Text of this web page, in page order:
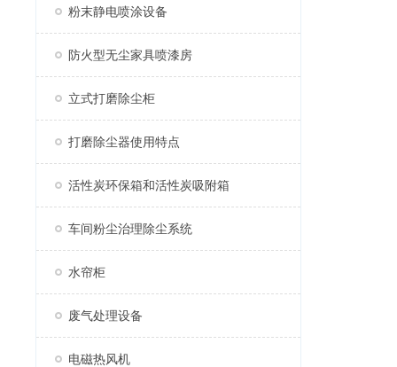
粉末静电喷涂设备
防火型无尘家具喷漆房
立式打磨除尘柜
打磨除尘器使用特点
活性炭环保箱和活性炭吸附箱
车间粉尘治理除尘系统
水帘柜
废气处理设备
电磁热风机